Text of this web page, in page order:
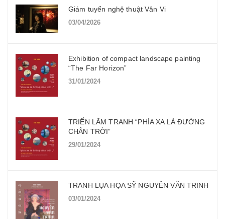
Giám tuyển nghệ thuật Vân Vi
03/04/2026
Exhibition of compact landscape painting
“The Far Horizon”
31/01/2024
TRIỂN LÃM TRANH “PHÍA XA LÀ ĐƯỜNG
CHÂN TRỜI”
29/01/2024
TRANH LỤA HỌA SỸ NGUYỄN VĂN TRINH
03/01/2024